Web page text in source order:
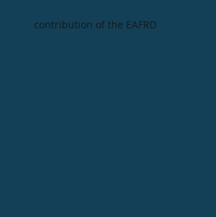
contribution of the EAFRD